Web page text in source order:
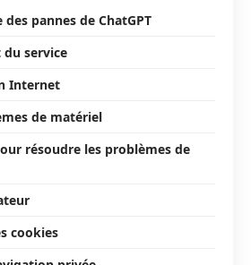
pannes de ChatGPT
service
Internet
de matériel
résoudre les problèmes de
cookies